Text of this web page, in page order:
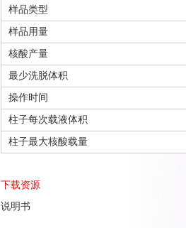
样品类型
样品用量
核酸产量
最少洗脱体积
操作时间
柱子每次载液体积
柱子最大核酸载量
下载资源
说明书